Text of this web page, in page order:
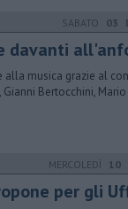
SABATO 03
davanti
alla musica grazie al
Gianni Bertocchini,
MERCOLEDÌ 10
per gli